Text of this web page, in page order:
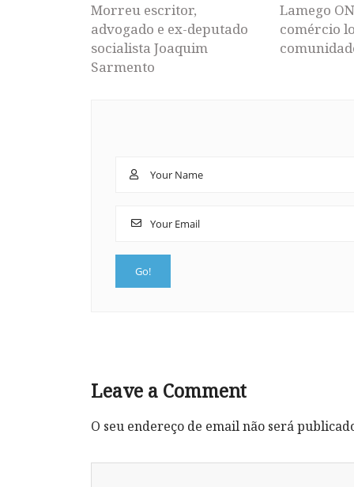
Morreu escritor,
advogado e ex-deputado
socialista Joaquim
Sarmento
Lamego
comércio
Leave a Comment
O seu endereço de email não será